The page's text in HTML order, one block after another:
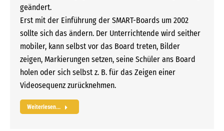
geändert.
Erst mit der Einführung der SMART-Boards um 2002
sollte sich das ändern. Der Unterrichtende wird seither
mobiler, kann selbst vor das Board treten, Bilder
zeigen, Markierungen setzen, seine Schüler ans Board
holen oder sich selbst z. B. für das Zeigen einer
Videosequenz zurücknehmen.
Weiterlesen...